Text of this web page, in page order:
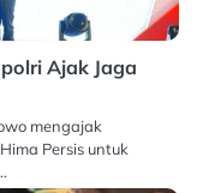
Ajak Jaga
mengajak
Persis untuk